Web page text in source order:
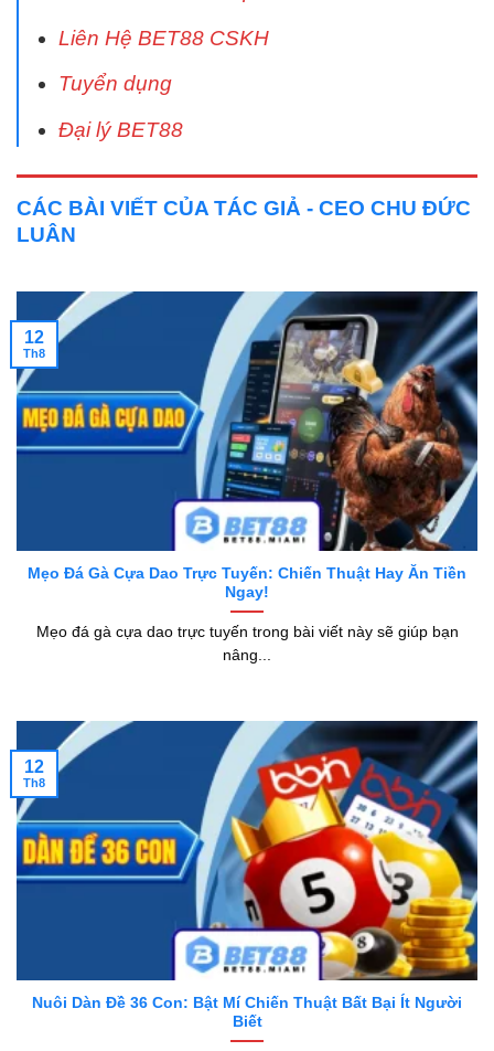
Liên Hệ BET88 CSKH
Tuyển dụng
Đại lý BET88
CÁC BÀI VIẾT CỦA TÁC GIẢ - CEO CHU ĐỨC
LUÂN
Mẹo Đá Gà Cựa Dao Trực Tuyến: Chiến Thuật Hay Ăn Tiền
Ngay!
Mẹo đá gà cựa dao trực tuyến trong bài viết này sẽ giúp bạn
nâng...
12
Th8
Nuôi Dàn Đề 36 Con: Bật Mí Chiến Thuật Bất Bại Ít Người
Biết
12
Th8